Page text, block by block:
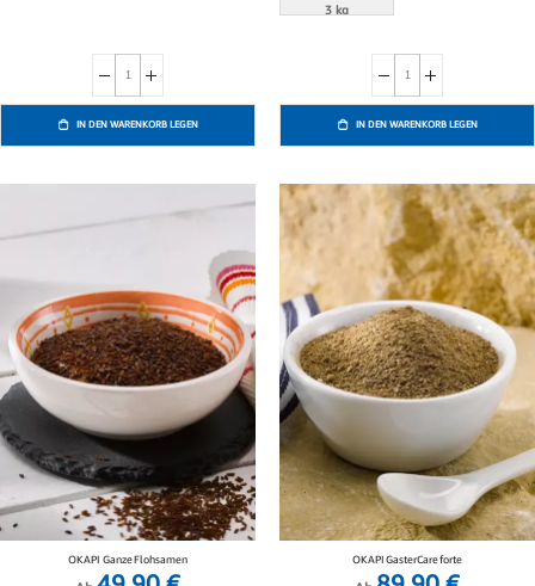
IN DEN WARENKORB LEGEN
3 kg
IN DEN WARENKORB LEGEN
OKAPI Ganze Flohsamen OKAPI GasterCare forte